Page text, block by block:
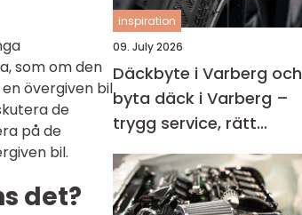
som om den
övergiven bil
de
på de
bil.
det?
inspiration
09. July 2026
Däckbyte i Varberg och
byta däck i Varberg –
trygg service, rätt
timing och bättre
körning